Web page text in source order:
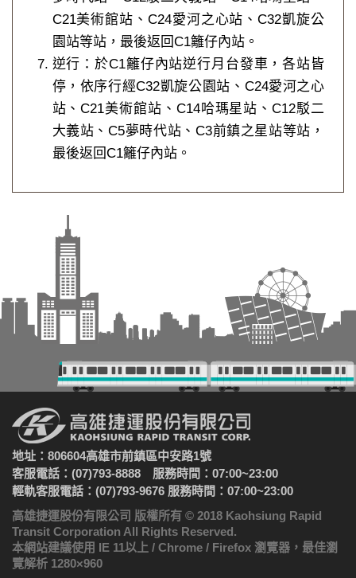
C21美術館站、C24愛河之心站、C32凱旋公
園站等站，最後返回C1籬仔內站。
逆行：於C1籬仔內站逆行月台發車，各站皆
停，依序行經C32凱旋公園站、C24愛河之心
站、C21美術館站、C14哈瑪星站、C12駁二
大義站、C5夢時代站、C3前鎮之星站等站，
最後返回C1籬仔內站。
地址：806604高雄市前鎮區中安路1號
客服電話：(07)793-8888 服務時間：07:00~23:00
輕軌客服電話：(07)793-9676 服務時間：07:00~23:00
高雄捷運股份有限公司 版權所有 © 2018 Kaohsiung Rapid
Transit Corporation All Rights Reserved.
本網站建議使用 IE 11以上 / Chrome / Firefox 瀏覽器，最佳瀏
覽解析 1280×960